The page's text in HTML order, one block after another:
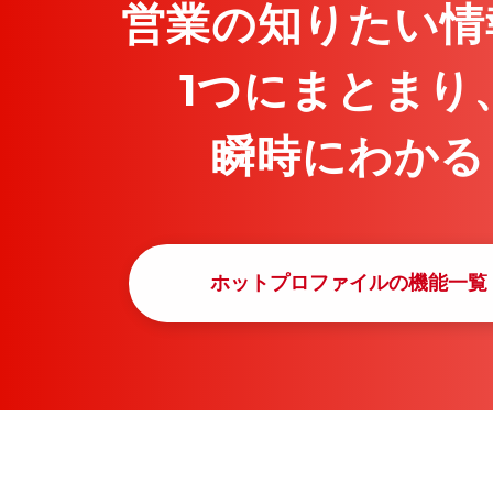
営業の知りたい
1つにまとまり
瞬時にわかる
ホットプロファイルの機能一覧